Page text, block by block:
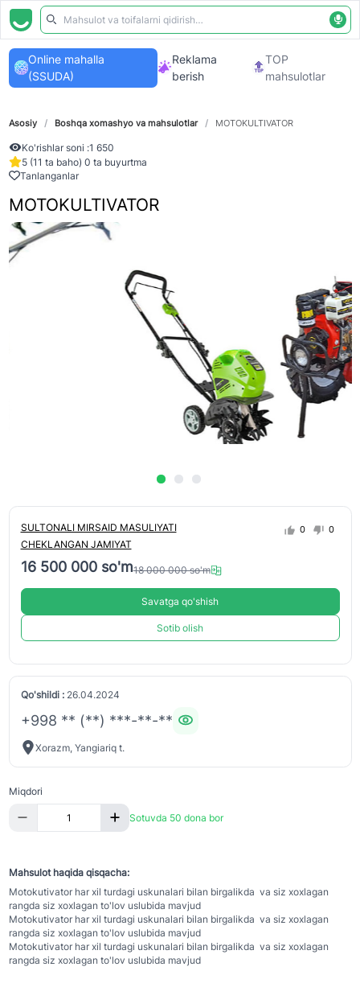
Online mahalla
(SSUDA)
Reklama
berish
TOP
mahsulotlar
Asosiy / Boshqa xomashyo va mahsulotlar / MOTOKULTIVATOR
Ko'rishlar soni :1 650
5 (11 ta baho) 0 ta buyurtma
Tanlanganlar
MOTOKULTIVATOR
SULTONALI MIRSAID MASULIYATI
CHEKLANGAN JAMIYAT
0 0
16 500 000 so'm18 000 000 so'm
Savatga qo'shish
Sotib olish
Qo'shildi :26.04.2024
+998 ** (**) ***-**-**
Xorazm, Yangiariq t.
Miqdori
Sotuvda 50 dona bor
Mahsulot haqida qisqacha:
Motokutivator har xil turdagi uskunalari bilan birgalikda va siz xoxlagan
rangda siz xoxlagan to'lov uslubida mavjud
Motokutivator har xil turdagi uskunalari bilan birgalikda va siz xoxlagan
rangda siz xoxlagan to'lov uslubida mavjud
Motokutivator har xil turdagi uskunalari bilan birgalikda va siz xoxlagan
rangda siz xoxlagan to'lov uslubida mavjud